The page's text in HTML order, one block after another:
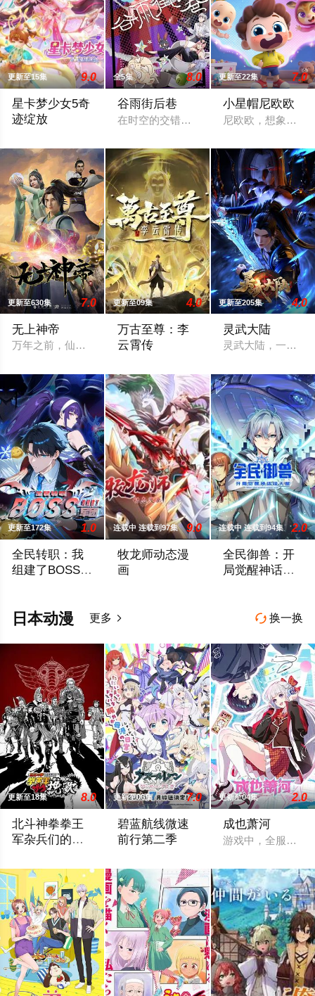
更新至15集 9.0
星卡梦少女5奇
迹绽放
全5集 8.0
谷雨街后巷
在时空的交错点开着一间酒馆——谷雨街
更新至22集 7.0
小星帽尼欧欧
尼欧欧，想象大爆
更新至630集 7.0
无上神帝
万年之前，仙王牧云因持有诛仙图而遭人暗算，残魂沉睡万年之
更新至09集 4.0
万古至尊：李
云霄传
更新至205集 4.0
灵武大陆
灵武大陆，一个灵
更新至172集 1.0
全民转职：我
组建了BOSS军
连载中 连载到97集 9.0
牧龙师动态漫
画
连载中 连载到94集 2.0
全民御兽：开
局觉醒神话级
 换一换
日本动漫 更多 
更新至18集 8.0
北斗神拳拳王
军杂兵们的挽
更新至06集 7.0
碧蓝航线微速
前行第二季
更新至04集 2.0
成也萧河
游戏中，全服第一